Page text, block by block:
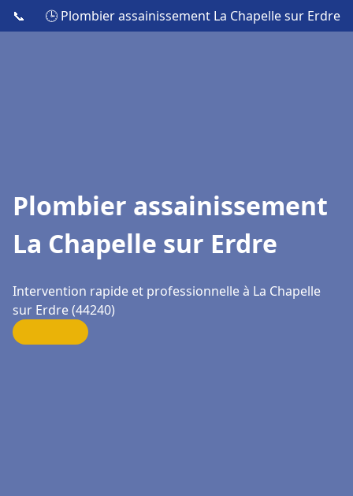
📞 🕒 Plombier assainissement La Chapelle sur Erdre
Plombier assainissement
La Chapelle sur Erdre
Intervention rapide et professionnelle à La Chapelle
sur Erdre (44240)